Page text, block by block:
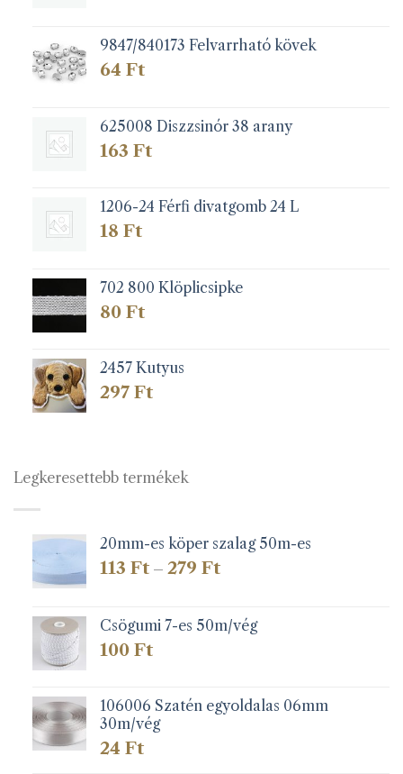
9847/840173 Felvarrható kövek
64 Ft
625008 Diszzsinór 38 arany
163 Ft
1206-24 Férfi divatgomb 24 L
18 Ft
702 800 Klöplicsipke
80 Ft
2457 Kutyus
297 Ft
Legkeresettebb termékek
20mm-es köper szalag 50m-es
113 Ft – 279 FtÁrtartomány:
279 Ft
Csögumi 7-es 50m/vég
100 Ft
106006 Szatén egyoldalas 06mm
30m/vég
24 Ft